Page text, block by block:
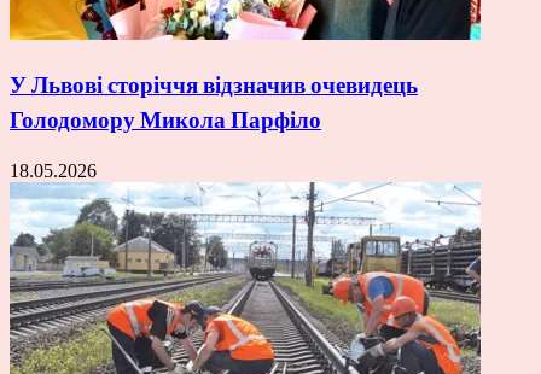
У Львові сторіччя відзначив очевидець
Голодомору Микола Парфіло
18.05.2026